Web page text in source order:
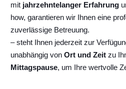
mit jahrzehntelanger Erfahrung
how, garantieren wir Ihnen eine
zuverlässige Betreuung.
– steht Ihnen jederzeit zur
unabhängig von Ort und Zeit zu
Mittagspause, um Ihre wertvolle